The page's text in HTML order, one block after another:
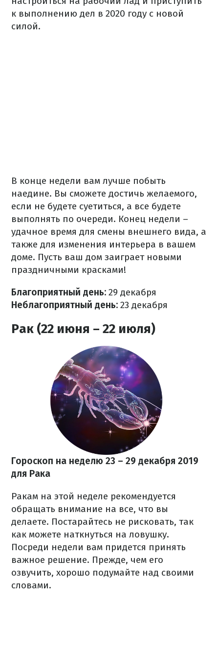
к выполнению дел в 2020 году с новой
силой.
В конце недели вам лучше побыть
наедине. Вы сможете достичь желаемого,
если не будете суетиться, а все будете
выполнять по очереди. Конец недели –
удачное время для смены внешнего вида, а
также для изменения интерьера в вашем
доме. Пусть ваш дом заиграет новыми
праздничными красками!
Благоприятный день: 29 декабря
Неблагоприятный день: 23 декабря
Рак (22 июня – 22 июля)
Гороскоп на неделю 23 – 29 декабря 2019
для Рака
Ракам на этой неделе рекомендуется
обращать внимание на все, что вы
делаете. Постарайтесь не рисковать, так
как можете наткнуться на ловушку.
Посреди недели вам придется принять
важное решение. Прежде, чем его
озвучить, хорошо подумайте над своими
словами.